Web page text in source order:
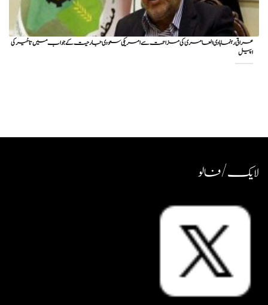
عراقی رہنما ہادی العامری کی مزاحمت سے امریکی سعودی جارحیت کے جواب میں تاخیر کی
اپیل
لایک / فالو